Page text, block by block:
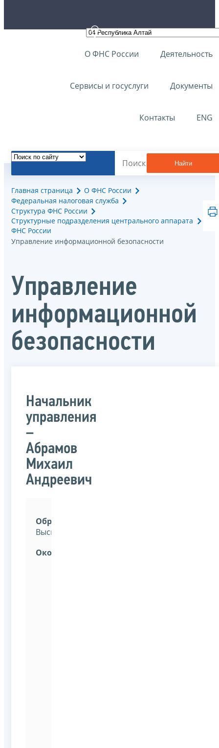
О ФНС России Деятельность
Сервисы и госуслуги Документы
Контакты ENG
Найти
Главная страница
О ФНС России
Федеральная налоговая служба
Структура ФНС России
Структурные подразделения центрального аппарата
ФНС России
Управление информационной безопасности
Управление
информационной
безопасности
Начальник
управления
–
Абрамов
Михаил
Андреевич
Образование:
Высшее.
Окончил: